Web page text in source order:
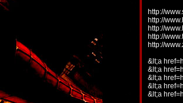
http://
http://
http://
http://
http://
&lt;a
&lt;a
&lt;a
&lt;a
&lt;a